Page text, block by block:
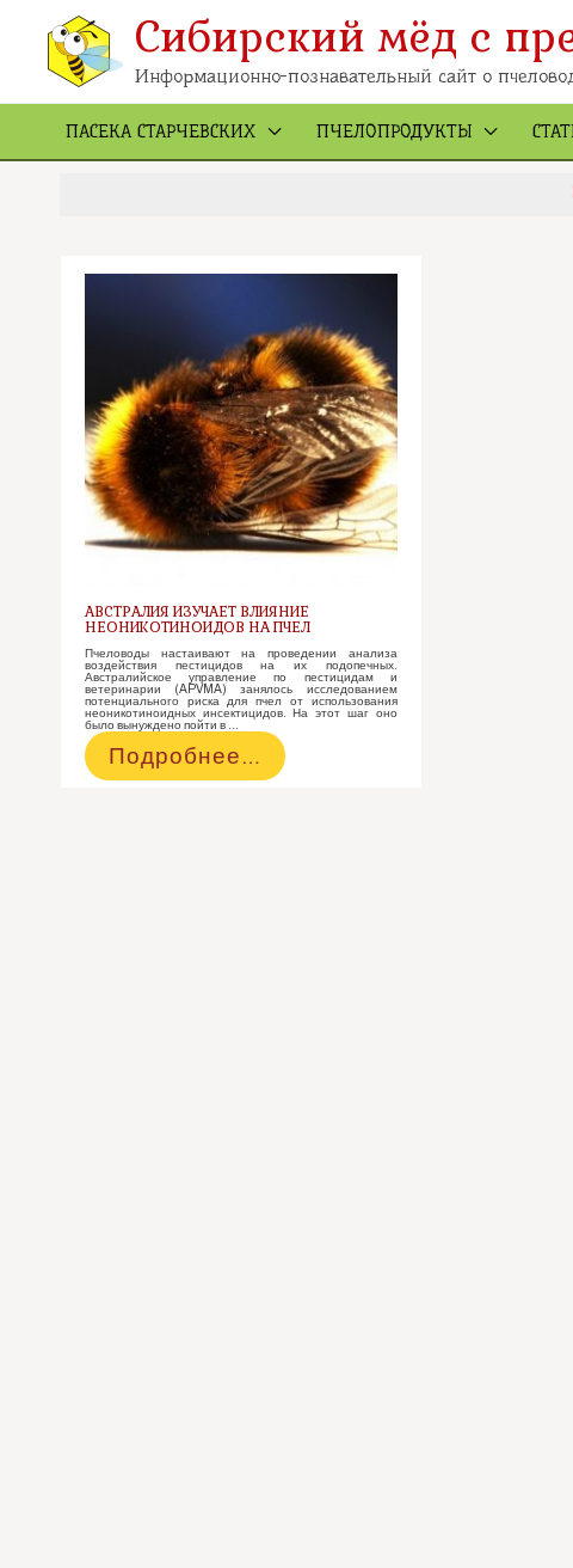
содержимому
Сибирский мёд с
Информационно-познавательный сайт о
ПАСЕКА СТАРЧЕВСКИХ ПЧЕЛОПРОДУКТЫ
АВСТРАЛИЯ ИЗУЧАЕТ ВЛИЯНИЕ
НЕОНИКОТИНОИДОВ НА ПЧЕЛ
Пчеловоды настаивают на проведении анализа
воздействия пестицидов на их подопечных.
Австралийское управление по пестицидам и
ветеринарии (APVMA) занялось исследованием
потенциального риска для пчел от использования
неоникотиноидных инсектицидов. На этот шаг оно
было вынуждено пойти в …
Австралия
изучает
Подробнее…